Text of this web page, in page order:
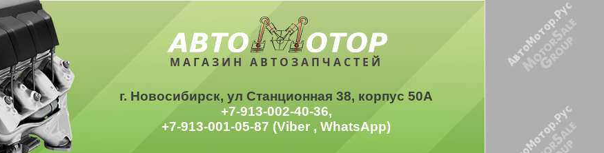
МАГАЗИН АВТОЗАПЧАСТЕЙ
г. Новосибирск, ул Станционная 38, корпус 50А
+7-913-002-40-36,
+7-913-001-05-87 (Viber , WhatsApp)